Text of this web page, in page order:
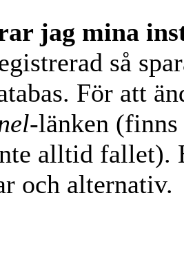
jag mina
så
För att
-länken
alltid fallet).
och alternativ.